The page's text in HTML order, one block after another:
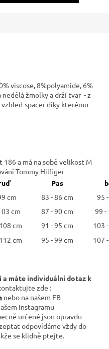
viscose, 8%polyamide, 6%
žmolky a drží tvar - z
spacer díky kterému
186 a má na sobě velikost M
Tommy Hilfiger
Pas
cm 83 - 86 cm
95
cm 87 - 90 cm
99 -
cm 91 - 95 cm
103
cm 95 - 99 cm 107
máte individuální dotaz k
zde :
nebo na našem FB
instagramu
určené jsou opravdu
odpovídáme vždy do
se klidně ptejte.